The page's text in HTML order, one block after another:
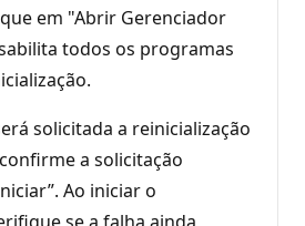
em "Abrir Gerenciador
todos os programas
solicitada a reinicialização
a solicitação
Ao iniciar o
se a falha ainda